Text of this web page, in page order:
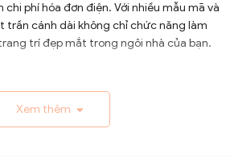
phí hóa đơn điện. Với nhiều mẫu mã và
trần cánh dài không chỉ chức năng làm
trí đẹp mắt trong ngôi nhà của bạn.
Triển
Xem thêm